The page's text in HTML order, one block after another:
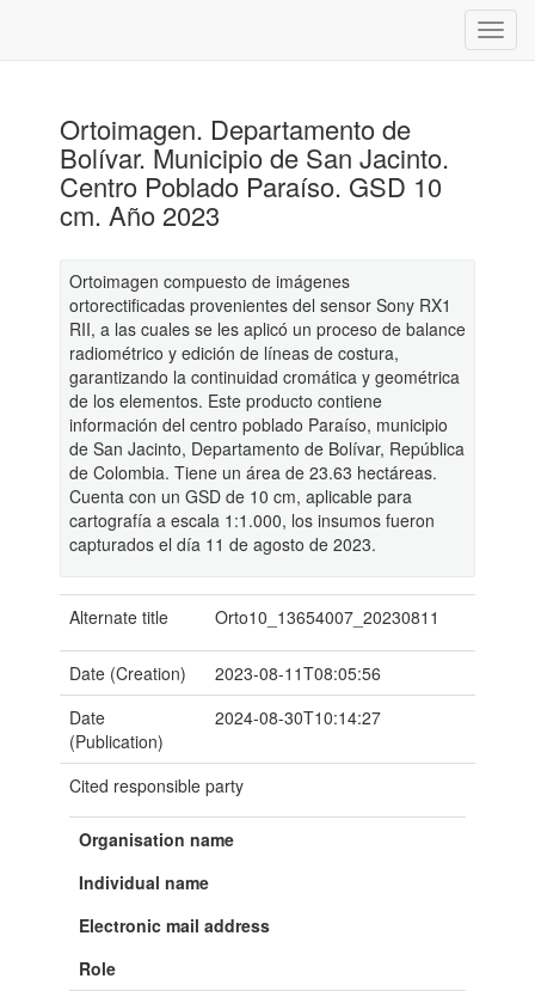
Ortoimagen. Departamento de
Bolívar. Municipio de San Jacinto.
Centro Poblado Paraíso. GSD 10
cm. Año 2023
Ortoimagen compuesto de imágenes
ortorectificadas provenientes del sensor Sony RX1
RII, a las cuales se les aplicó un proceso de balance
radiométrico y edición de líneas de costura,
garantizando la continuidad cromática y geométrica
de los elementos. Este producto contiene
información del centro poblado Paraíso, municipio
de San Jacinto, Departamento de Bolívar, República
de Colombia. Tiene un área de 23.63 hectáreas.
Cuenta con un GSD de 10 cm, aplicable para
cartografía a escala 1:1.000, los insumos fueron
capturados el día 11 de agosto de 2023.
Alternate title Orto10_13654007_20230811
Date (Creation)
2023-08-11T08:05:56
Date
(Publication)
2024-08-30T10:14:27
Cited responsible party
Organisation name
Individual name
Electronic mail address
Role